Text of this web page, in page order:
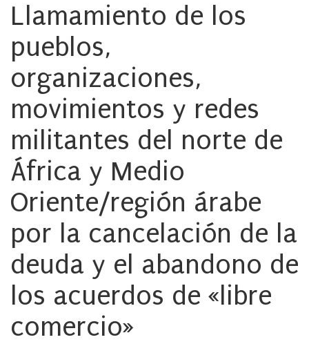
Llamamiento de los
pueblos,
organizaciones,
movimientos y redes
militantes del norte de
África y Medio
Oriente/región árabe
por la cancelación de la
deuda y el abandono de
los acuerdos de «libre
comercio»